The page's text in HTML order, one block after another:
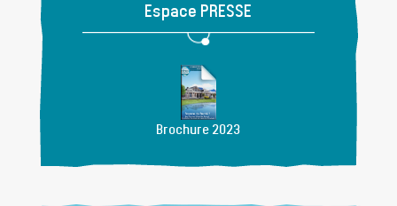
Espace PRESSE
Brochure 2023